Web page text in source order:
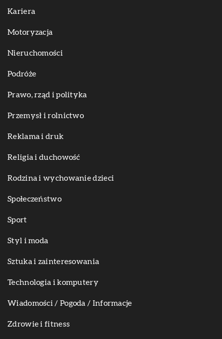
Kariera
Motoryzacja
Nieruchomości
Podróże
Prawo, rząd i polityka
Przemysł i rolnictwo
Reklama i druk
Religia i duchowość
Rodzina i wychowanie dzieci
Społeczeństwo
Sport
Styl i moda
Sztuka i zainteresowania
Technologia i komputery
Wiadomości / Pogoda / Informacje
Zdrowie i fitness